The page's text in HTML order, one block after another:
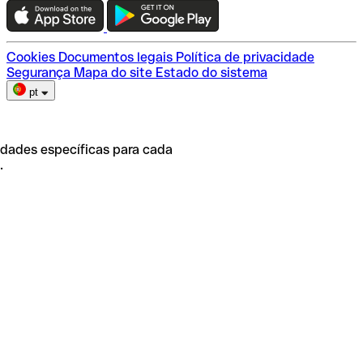
Escolha do plano
Cookies Documentos legais Política de privacidade
Segurança Mapa do site Estado do sistema
pt
específicas para cada